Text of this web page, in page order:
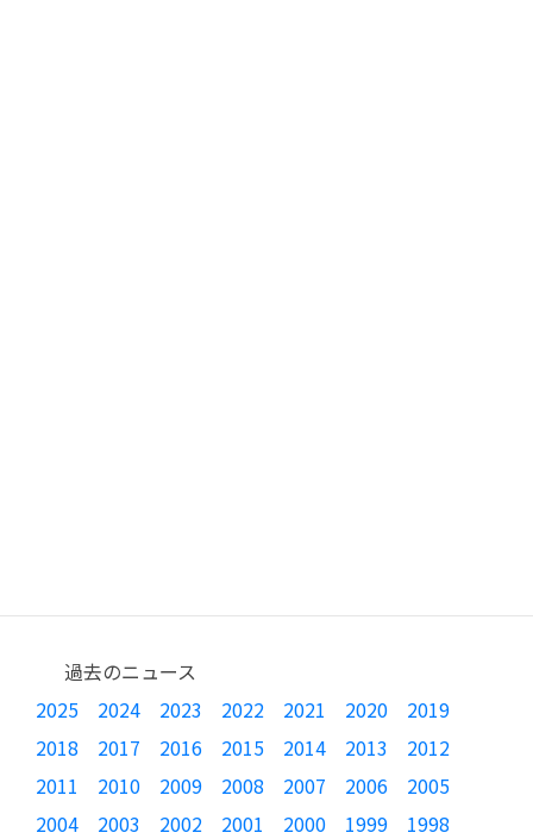
過去のニュース
2025
2024 2023 2022 2021 2020
2019
2018
2017 2016 2015 2014 2013
2012
2011
2010 2009 2008 2007 2006
2005
2004
2003 2002 2001 2000 1999
1998